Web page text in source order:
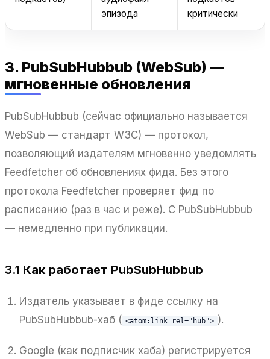
эпизода
критически
3. PubSubHubbub (WebSub) —
мгновенные обновления
PubSubHubbub (сейчас официально называется
WebSub — стандарт W3C) — протокол,
позволяющий издателям мгновенно уведомлять
Feedfetcher об обновлениях фида. Без этого
протокола Feedfetcher проверяет фид по
расписанию (раз в час и реже). С PubSubHubbub
— немедленно при публикации.
3.1 Как работает PubSubHubbub
Издатель указывает в фиде ссылку на
PubSubHubbub-хаб ( <atom:link rel="hub"> ).
Google (как подписчик хаба) регистрируется